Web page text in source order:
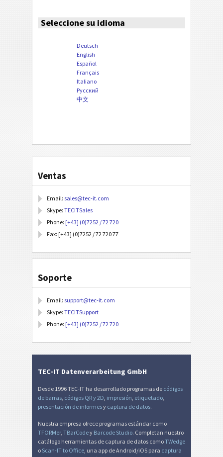
Seleccione su idioma
Deutsch
English
Español
Français
Italiano
Русский
中文
Ventas
Email: sales@tec-it.com
Skype: TECITSales
Phone: [+43] (0)7252 / 72 720
Fax: [+43] (0)7252 / 72 720 77
Soporte
Email: support@tec-it.com
Skype: TECITSupport
Phone: [+43] (0)7252 / 72 720
TEC-IT Datenverarbeitung GmbH
Desde 1996 TEC-IT ha desarrollado programas de códigos
de barras, códigos QR y 2D, impresión, etiquetado,
presentación de informesy captura de datos.
Nuestra empresa ofrece programas estándar como
TFORMer, TBarCodey Barcode Studio. Completan nuestro
catálogo herramientas de captura de datos comoTWedge
o Scan-IT to Office, una app de Android/iOS para captura